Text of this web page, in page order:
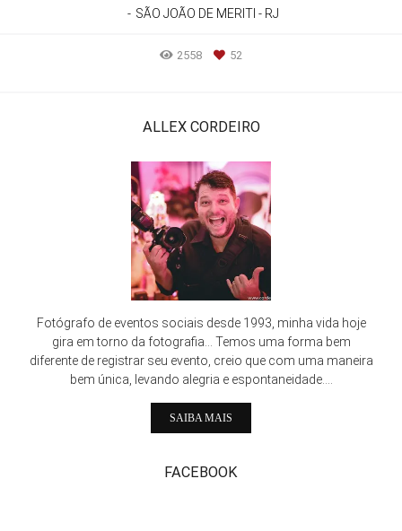
SÃO JOÃO DE MERITI - RJ
2558 52
ALLEX CORDEIRO
Fotógrafo de eventos sociais desde 1993, minha vida hoje
gira em torno da fotografia... Temos uma forma bem
diferente de registrar seu evento, creio que com uma maneira
bem única, levando alegria e espontaneidade....
SAIBA MAIS
FACEBOOK